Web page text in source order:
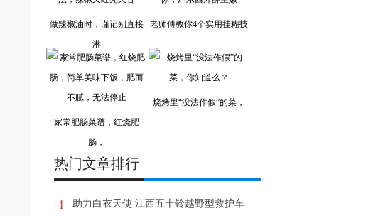
做辣椒油时，谨记别直接
淋
老师傅教你4个实用挂糊技
家常肥肠菜谱，红烧肥
肠，
烧烤里“没法作假”的菜，
热门文章排行
1 助力白衣天使 江西五十铃越野型救护车